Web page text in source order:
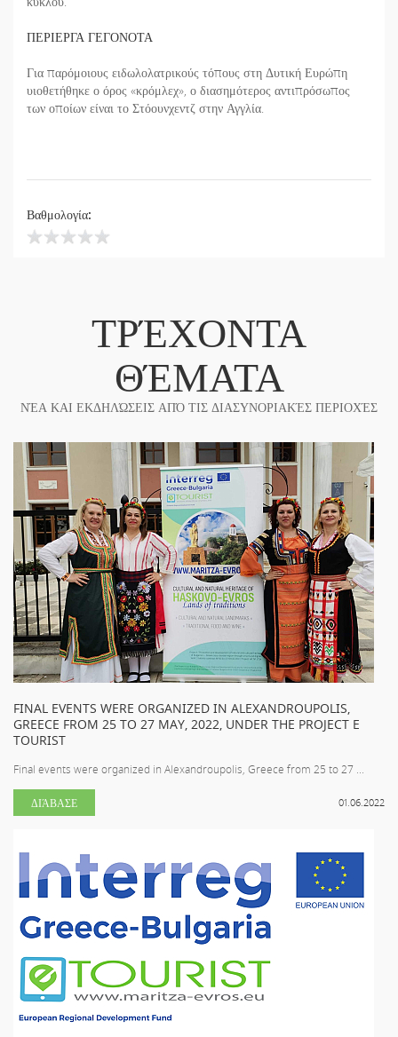
ΠΕΡΙΕΡΓΑ ΓΕΓΟΝΟΤΑ
Για παρόμοιους ειδωλολατρικούς τόπους στη Δυτική Ευρώπη
υιοθετήθηκε ο όρος «κρόμλεχ», ο διασημότερος αντιπρόσωπος
των οποίων είναι το Στόουνχεντζ στην Αγγλία.
Βαθμολογία:
ΤΡΈΧΟΝΤΑ
ΘΈΜΑΤΑ
ΝΈΑ ΚΑΙ ΕΚΔΗΛΏΣΕΙΣ ΑΠΌ ΤΙΣ ΔΙΑΣΥΝΟΡΙΑΚΈΣ ΠΕΡΙΟΧΈΣ
FINAL EVENTS WERE ORGANIZED IN ALEXANDROUPOLIS,
GREECE FROM 25 TO 27 MAY, 2022, UNDER THE PROJECT E
TOURIST
Final events were organized in Alexandroupolis, Greece from 25 to 27 ...
01.06.2022
ΔΙΆΒΑΣΕ